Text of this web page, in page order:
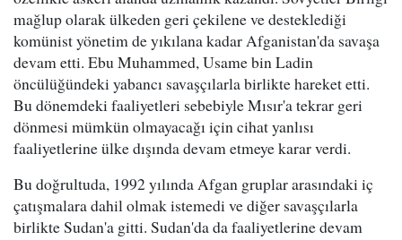
mağlup olarak ülkeden geri çekilene ve desteklediği
komünist yönetim de yıkılana kadar Afganistan'da savaşa
devam etti. Ebu Muhammed, Usame bin Ladin
öncülüğündeki yabancı savaşçılarla birlikte hareket etti.
Bu dönemdeki faaliyetleri sebebiyle Mısır'a tekrar geri
dönmesi mümkün olmayacağı için cihat yanlısı
faaliyetlerine ülke dışında devam etmeye karar verdi.
Bu doğrultuda, 1992 yılında Afgan gruplar arasındaki iç
çatışmalara dahil olmak istemedi ve diğer savaşçılarla
birlikte Sudan'a gitti. Sudan'da da faaliyetlerine devam